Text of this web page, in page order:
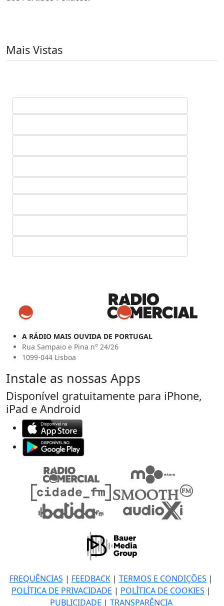
Mais Vistas
A RÁDIO MAIS OUVIDA DE PORTUGAL
Rua Sampaio e Pina n° 24/26
1099-044 Lisboa
Instale as nossas Apps
Disponível gratuitamente para iPhone,
iPad e Android
FREQUÊNCIAS | FEEDBACK| TERMOS E CONDIÇÕES |
POLÍTICA DE PRIVACIDADE | POLÍTICA DE COOKIES |
PUBLICIDADE | TRANSPARÊNCIA